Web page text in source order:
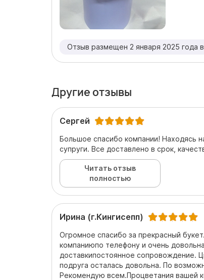
Отзыв размещен 2 января 2025 года в
Другие отзывы
Сергей
Большое спасибо компании! Находясь
супруги. Все доставлено в срок,
Читать отзыв
полностью
Ирина (г.Кингисепп)
Огромное спасибо за прекрасный
компаниюпо телефону и очень
доставкипостоянное сопровождение.
подруга осталась довольна. По
Рекомендую всем.Процветания вашей